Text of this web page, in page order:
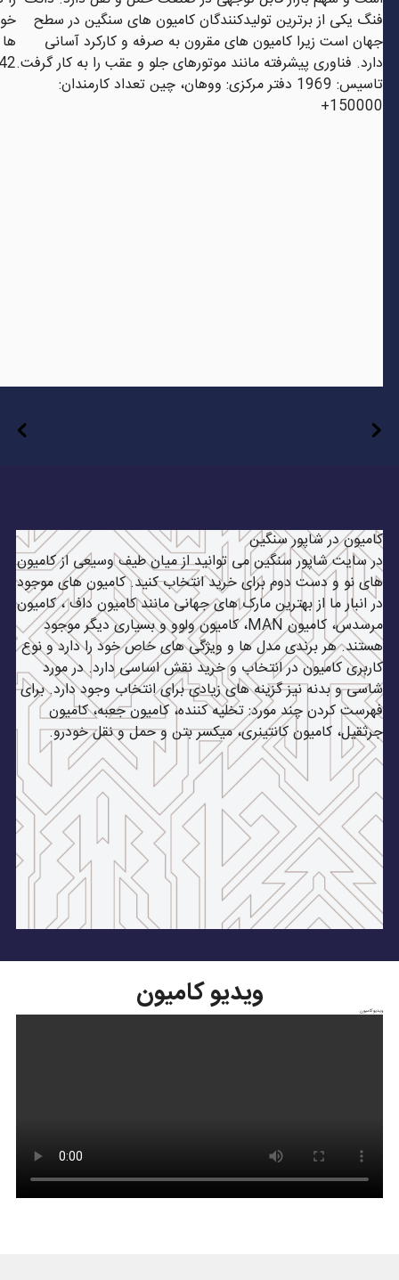
فنگ یکی از برترین تولیدکنندگان کامیون های سنگین در سطح
جهان است زیرا کامیون های مقرون به صرفه و کارکرد آسانی
دارد. فناوری پیشرفته مانند موتورهای جلو و عقب را به کار گرفت.
تاسیس: 1969 دفتر مرکزی: ووهان، چین تعداد کارمندان:
150000+
1942 دفتر
کامیون در شاپور سنگین
در سایت شاپور سنگین می توانید از میان طیف وسیعی از کامیون
های نو و دست دوم برای خرید انتخاب کنید. کامیون های موجود
در انبار ما از بهترین مارک های جهانی مانند کامیون داف ، کامیون
مرسدس، کامیون MAN، کامیون ولوو و بسیاری دیگر موجود
هستند. هر برندی مدل ها و ویژگی های خاص خود را دارد و نوع
کاربری کامیون در انتخاب و خرید نقش اساسی دارد. در مورد
شاسی و بدنه نیز گزینه های زیادی برای انتخاب وجود دارد. برای
فهرست کردن چند مورد: تخلیه کننده، کامیون جعبه، کامیون
جرثقیل، کامیون کانتینری، میکسر بتن و حمل و نقل خودرو.
ویدیو کامیون ویدیو کامیون